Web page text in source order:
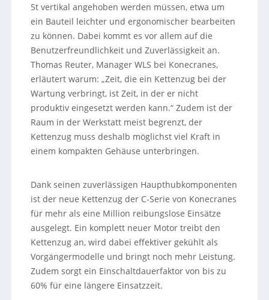
5t vertikal angehoben werden müssen, etwa um
ein Bauteil leichter und ergonomischer bearbeiten
zu können. Dabei kommt es vor allem auf die
Benutzerfreundlichkeit und Zuverlässigkeit an.
Thomas Reuter, Manager WLS bei Konecranes,
erläutert warum: „Zeit, die ein Kettenzug bei der
Wartung verbringt, ist Zeit, in der er nicht
produktiv eingesetzt werden kann.“ Zudem ist der
Raum in der Werkstatt meist begrenzt, der
Kettenzug muss deshalb möglichst viel Kraft in
einem kompakten Gehäuse unterbringen.
Dank seinen zuverlässigen Haupthubkomponenten
ist der neue Kettenzug der C-Serie von Konecranes
für mehr als eine Million reibungslose Einsätze
ausgelegt. Ein komplett neuer Motor treibt den
Kettenzug an, wird dabei effektiver gekühlt als
Vorgängermodelle und bringt noch mehr Leistung.
Zudem sorgt ein Einschaltdauerfaktor von bis zu
60% für eine längere Einsatzzeit.